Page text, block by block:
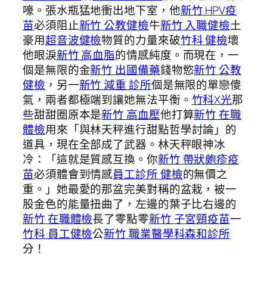
嚎。張水瓶猛地衝出地下室，他新竹 HPV疫
苗必須阻止新竹 公教健檢牛新竹 入職健檢土
豪用超音波健檢物質的力量來破竹科 健檢壞
他眼淚新竹 高血脂的情感純度。而現在，一
個是無限的金新竹 出國備藥錢物慾新竹 公教
健檢 ，另一新竹 減重 診所個是無限的單戀傻
氣，兩者都極端到讓她無法平衡。 竹科X光那
些甜甜圈原本是新竹 高血壓他打算新竹 在職
體檢用來「與林天秤進行甜點哲學討論」的
道具，現在全部成了武器。林天秤眼神冰
冷：「這就是質感互換。你新竹 帶狀皰疹疫
苗必須體會到情感員工診所 健檢的無價之
重。」她最愛的那盆完美對稱的盆栽，被一
股金色的能量扭曲了，左邊的葉子比右邊的
新竹 在職體檢長了零點零新竹 子宮頸疫苗一
竹科 員工健檢公新竹 職業醫學科森和診所
分！